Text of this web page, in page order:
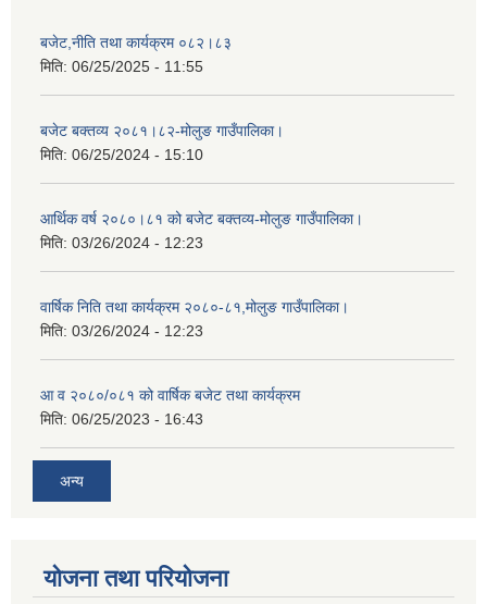
बजेट,नीति तथा कार्यक्रम ०८२।८३
मिति: 06/25/2025 - 11:55
बजेट बक्तव्य २०८१।८२-मोलुङ गाउँपालिका।
मिति: 06/25/2024 - 15:10
आर्थिक वर्ष २०८०।८१ को बजेट बक्तव्य-मोलुङ गाउँपालिका।
मिति: 03/26/2024 - 12:23
वार्षिक निति तथा कार्यक्रम २०८०-८१,मोलुङ गाउँपालिका।
मिति: 03/26/2024 - 12:23
आ व २०८०/०८१ को वार्षिक बजेट तथा कार्यक्रम
मिति: 06/25/2023 - 16:43
अन्य
योजना तथा परियोजना